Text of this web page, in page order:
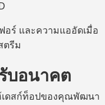
อร์ และความแออัดเมื่อ
ตรีม
บอนาคต
เดสก์ท็อปของคุณพัฒนา